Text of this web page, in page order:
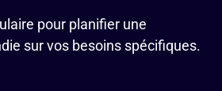
pour planifier une
sur vos besoins spécifiques.